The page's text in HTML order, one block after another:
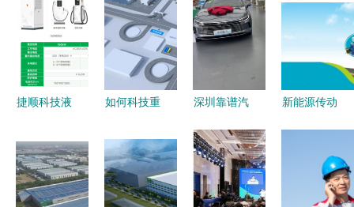
捷顺科技液
力湛江恒逸
国际酒店新
能源服务升
如何科技重
城汽车新能
源干货大会
的商用车转
深圳靠谱汽
推荐 新能
源六座/七
座SUV精选
新能源传动
瑞云服务
云，用数字